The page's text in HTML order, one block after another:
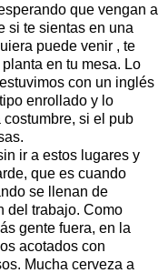
que vengan a
si te sientas en una
puede venir , te
en tu mesa. Lo
con un inglés
enrollado y lo
si el pub
ir a estos lugares y
que es cuando
se llenan de
del trabajo. Como
gente fuera, en la
acotados con
Mucha cerveza a